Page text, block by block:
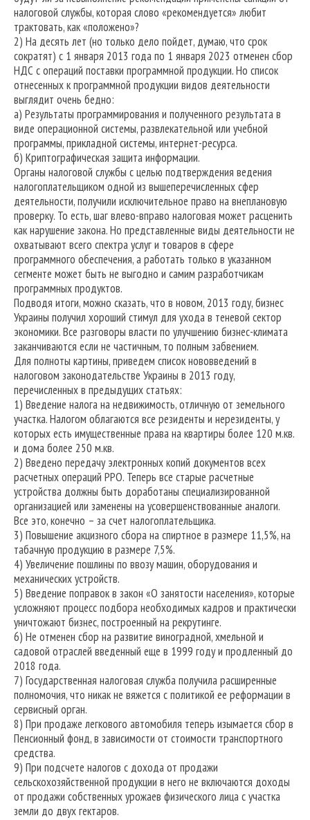
налоговой службы, которая слово «рекомендуется» любит
трактовать, как «положено»?
2) На десять лет (но только дело пойдет, думаю, что срок
сократят) с 1 января 2013 года по 1 января 2023 отменен сбор
НДС с операций поставки программной продукции. Но список
отнесенных к программной продукции видов деятельности
выглядит очень бедно:
а) Результаты программирования и полученного результата в
виде операционной системы, развлекательной или учебной
программы, прикладной системы, интернет-ресурса.
б) Криптографическая защита информации.
Органы налоговой службы с целью подтверждения ведения
налогоплательщиком одной из вышеперечисленных сфер
деятельности, получили исключительное право на внеплановую
проверку. То есть, шаг влево-вправо налоговая может расценить
как нарушение закона. Но представленные виды деятельности не
охватывают всего спектра услуг и товаров в сфере
программного обеспечения, а работать только в указанном
сегменте может быть не выгодно и самим разработчикам
программных продуктов.
Подводя итоги, можно сказать, что в новом, 2013 году, бизнес
Украины получил хороший стимул для ухода в теневой сектор
экономики. Все разговоры власти по улучшению бизнес-климата
заканчиваются если не частичным, то полным забвением.
Для полноты картины, приведем список нововведений в
налоговом законодательстве Украины в 2013 году,
перечисленных в предыдущих статьях:
1) Введение налога на недвижимость, отличную от земельного
участка. Налогом облагаются все резиденты и нерезиденты, у
которых есть имущественные права на квартиры более 120 м.кв.
и дома более 250 м.кв.
2) Введено передачу электронных копий документов всех
расчетных операций РРО. Теперь все старые расчетные
устройства должны быть доработаны специализированной
организацией или заменены на усовершенствованные аналоги.
Все это, конечно – за счет налогоплательщика.
3) Повышение акцизного сбора на спиртное в размере 11,5%, на
табачную продукцию в размере 7,5%.
4) Увеличение пошлины по ввозу машин, оборудования и
механических устройств.
5) Введение поправок в закон «О занятости населения», которые
усложняют процесс подбора необходимых кадров и практически
уничтожают бизнес, построенный на рекрутинге.
6) Не отменен сбор на развитие виноградной, хмельной и
садовой отраслей введенный еще в 1999 году и продленный до
2018 года.
7) Государственная налоговая служба получила расширенные
полномочия, что никак не вяжется с политикой ее реформации в
сервисный орган.
8) При продаже легкового автомобиля теперь изымается сбор в
Пенсионный фонд, в зависимости от стоимости транспортного
средства.
9) При подсчете налогов с дохода от продажи
сельскохозяйственной продукции в него не включаются доходы
от продажи собственных урожаев физического лица с участка
земли до двух гектаров.